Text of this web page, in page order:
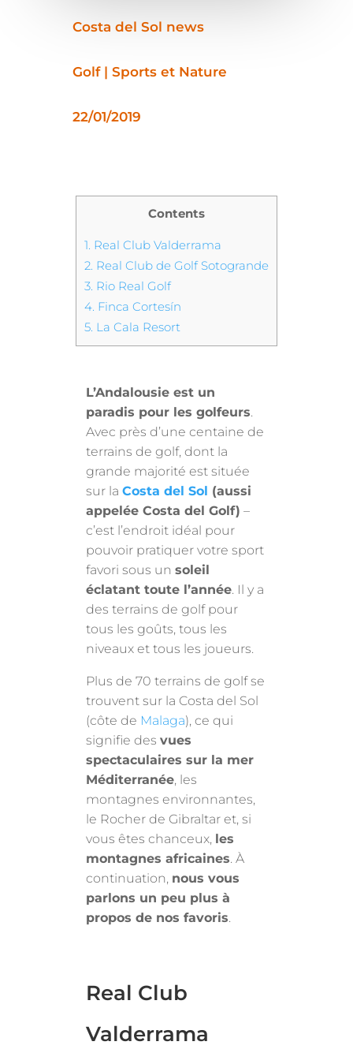
Costa del Sol news
Golf | Sports et Nature
22/01/2019
Contents
1. Real Club Valderrama
2. Real Club de Golf Sotogrande
3. Rio Real Golf
4. Finca Cortesín
5. La Cala Resort
L’Andalousie est un
paradis pour les golfeurs.
Avec près d’une centaine de
terrains de golf, dont la
grande majorité est située
sur laCosta del Sol (aussi
appelée Costa del Golf) –
c’est l’endroit idéal pour
pouvoir pratiquer votre sport
favori sous unsoleil
éclatant toute l’année. Il y a
des terrains de golf pour
tous les goûts, tous les
niveaux et tous les joueurs.
Plus de 70 terrains de golf se
trouvent sur la Costa del Sol
(côte de Malaga), ce qui
signifie desvues
spectaculaires sur la mer
Méditerranée, les
montagnes environnantes,
le Rocher de Gibraltar et, si
vous êtes chanceux, les
montagnes africaines. À
continuation, nous vous
parlons un peu plus à
propos de nos favoris.
Real Club
Valderrama